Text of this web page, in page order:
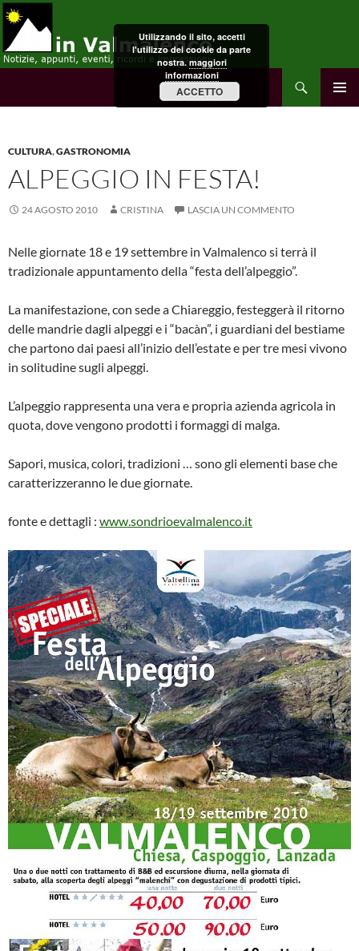
Vai
contenuto
CULTURA,GASTRONOMIA
ALPEGGIO IN FESTA!
24 AGOSTO 2010 CRISTINA LASCIA UN COMMENTO
Nelle giornate 18 e 19 settembre in Valmalenco si terrà il
tradizionale appuntamento della “festa dell’alpeggio”.
La manifestazione, con sede a Chiareggio, festeggerà il ritorno
delle mandrie dagli alpeggi e i “bacàn”, i guardiani del bestiame
che partono dai paesi all’inizio dell’estate e per tre mesi vivono
in solitudine sugli alpeggi.
L’alpeggio rappresenta una vera e propria azienda agricola in
quota, dove vengono prodotti i formaggi di malga.
Sapori, musica, colori, tradizioni … sono gli elementi base che
caratterizzeranno le due giornate.
fonte e dettagli : www.sondrioevalmalenco.it
Utilizzando il sito, accetti
l'utilizzo dei cookie da parte
nostra.maggiori
informazioni
ACCETTO